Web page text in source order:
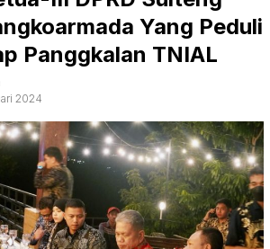
Yang Peduli
Panggkalan TNIAL
2024